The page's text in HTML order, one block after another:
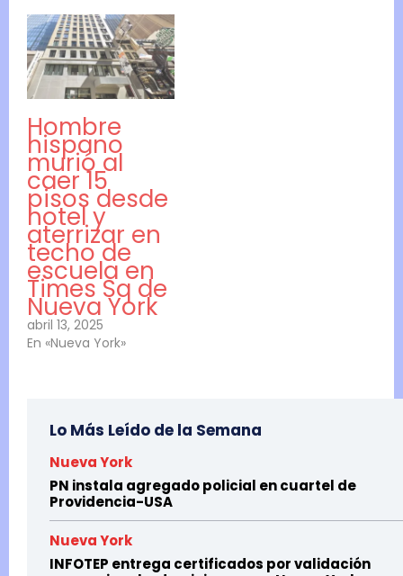
Hombre
hispano
murió al
caer 15
pisos desde
hotel y
aterrizar en
techo de
escuela en
Times Sq de
Nueva York
abril 13, 2025
En «Nueva York»
Lo Más Leído de la Semana
Nueva York
PN instala agregado policial en cuartel de
Providencia-USA
Nueva York
INFOTEP entrega certificados por validación